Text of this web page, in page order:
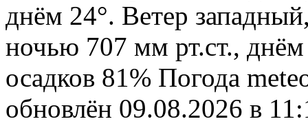
днём 24°. Ветер
ночью 707 мм рт.ст.,
осадков 81% Погода
обновлён 09.08.2026 в